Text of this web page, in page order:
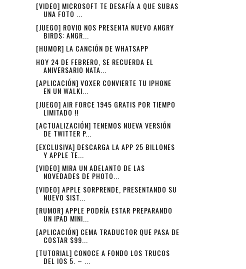
[VIDEO] MICROSOFT TE DESAFÍA A QUE SUBAS
UNA FOTO ...
[JUEGO] ROVIO NOS PRESENTA NUEVO ANGRY
BIRDS: ANGR...
[HUMOR] LA CANCIÓN DE WHATSAPP
HOY 24 DE FEBRERO, SE RECUERDA EL
ANIVERSARIO NATA...
[APLICACIÓN] VOXER CONVIERTE TU IPHONE
EN UN WALKI...
[JUEGO] AIR FORCE 1945 GRATIS POR TIEMPO
LIMITADO !!
[ACTUALIZACIÓN] TENEMOS NUEVA VERSIÓN
DE TWITTER P...
[EXCLUSIVA] DESCARGA LA APP 25 BILLONES
Y APPLE TE...
[VIDEO] MIRA UN ADELANTO DE LAS
NOVEDADES DE PHOTO...
[VIDEO] APPLE SORPRENDE, PRESENTANDO SU
NUEVO SIST...
[RUMOR] APPLE PODRÍA ESTAR PREPARANDO
UN IPAD MINI...
[APLICACIÓN] CEMA TRADUCTOR QUE PASA DE
COSTAR $99...
[TUTORIAL] CONOCE A FONDO LOS TRUCOS
DEL IOS 5. – ...